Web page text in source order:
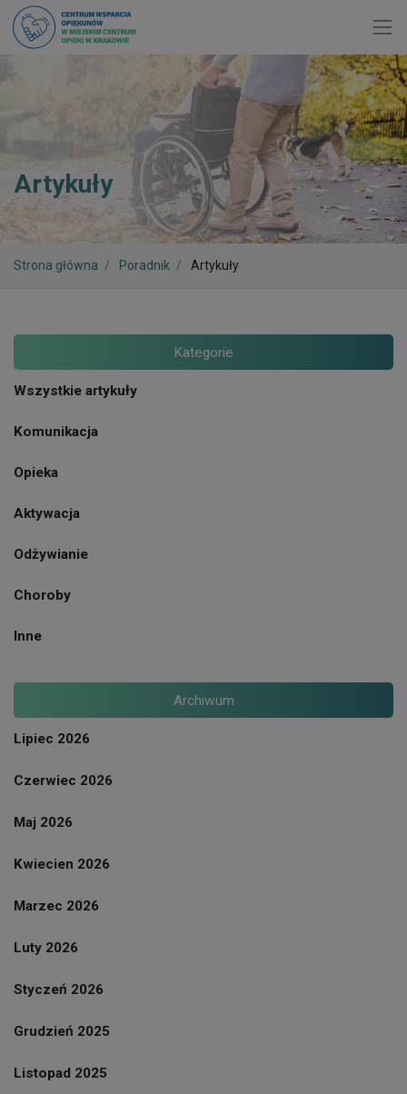
Artykuły
Strona główna Poradnik Artykuły
Kategorie
Wszystkie artykuły
Komunikacja
Opieka
Aktywacja
Odżywianie
Choroby
Inne
Archiwum
Lipiec 2026
Czerwiec 2026
Maj 2026
Kwiecien 2026
Marzec 2026
Luty 2026
Styczeń 2026
Grudzień 2025
Listopad 2025